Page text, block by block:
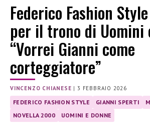
Federico Fashion
per il trono di Uomini
“Vorrei Gianni come
corteggiatore”
VINCENZO CHIANESE |3 FEBBRAIO 2026
FEDERICO FASHION STYLE GIANNI SPERTI
NOVELLA 2000
UOMINI E DONNE